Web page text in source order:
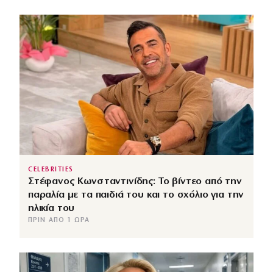
CELEBRITIES
Στέφανος Κωνσταντινίδης: Το βίντεο από την
παραλία με τα παιδιά του και το σχόλιο για την
ηλικία του
ΠΡΙΝ ΑΠΌ 1 ΏΡΑ